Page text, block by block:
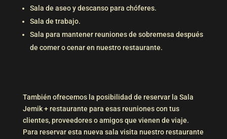
Sala de aseo y descanso para chóferes.⁣⁣
Sala de trabajo.⁣⁣
Sala para mantener reuniones de sobremesa después
de comer o cenar en nuestro restaurante.⁣⁣
También ofrecemos la posibilidad de reservar la Sala
Jemik + restaurante para esas reuniones con tus
clientes, proveedores o amigos que vienen de viaje.
Para reservar esta nueva sala visita nuestro restaurante